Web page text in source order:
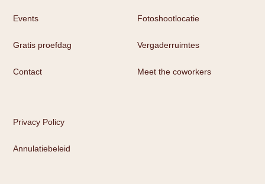
Events
Gratis proefdag
Contact
Fotoshootlocatie
Vergaderruimtes
Meet the coworkers
Privacy Policy
Annulatiebeleid